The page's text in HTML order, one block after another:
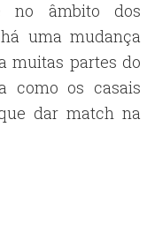
no âmbito dos
uma mudança
muitas partes do
como os casais
dar match na